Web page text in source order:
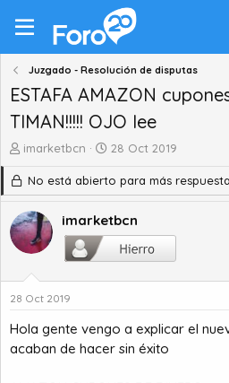
Juzgado - Resolución de disputas
ESTAFA AMAZON
TIMAN!!!!! OJO lee
A
o
r
d
e
e
m
imarketbcn
F
c
h
a
d
i
n
i
o
28 Oct 2019
No está abierto para más
imarketbcn
28 Oct 2019
Hola gente vengo a explicar el
acaban de hacer sin éxito